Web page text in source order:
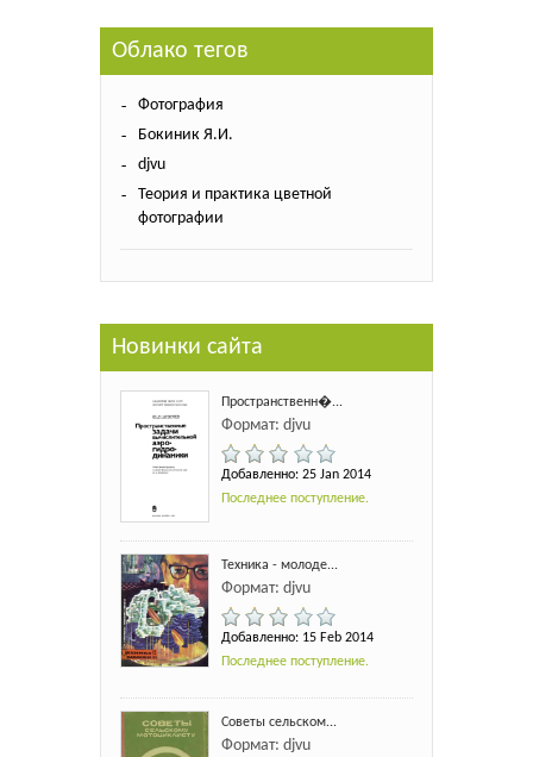
Облако тегов
Фотография
Бокиник Я.И.
djvu
Теория и практика цветной
фотографии
Новинки сайта
Пространственн�...
Формат: djvu
Добавленно: 25 Jan 2014
Последнее поступление.
Техника - молоде...
Формат: djvu
Добавленно: 15 Feb 2014
Последнее поступление.
Советы сельском...
Формат: djvu